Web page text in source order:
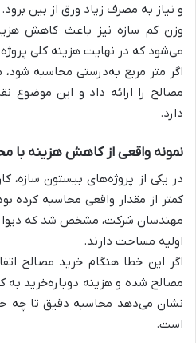
و نیاز به مصرف زیاد ورق از بین برود.
وزن کم سازه نیز باعث کاهش
می‌شود که در نهایت هزینه کلی
اگر متر مربع به‌درستی محاسبه شود،
مصالح را ارائه داد و این
دارد.
نمونه واقعی از کاهش هزینه با
در یکی از پروژه‌های بیستون سازه،
کمتر از مقدار واقعی محاسبه
اولیه مساحت دارند.
اگر این خطا هنگام خرید مصالح
مصالح شده و هزینه دوباره‌خرید به
نشان می‌دهد محاسبه دقیق تا چه حد
است.